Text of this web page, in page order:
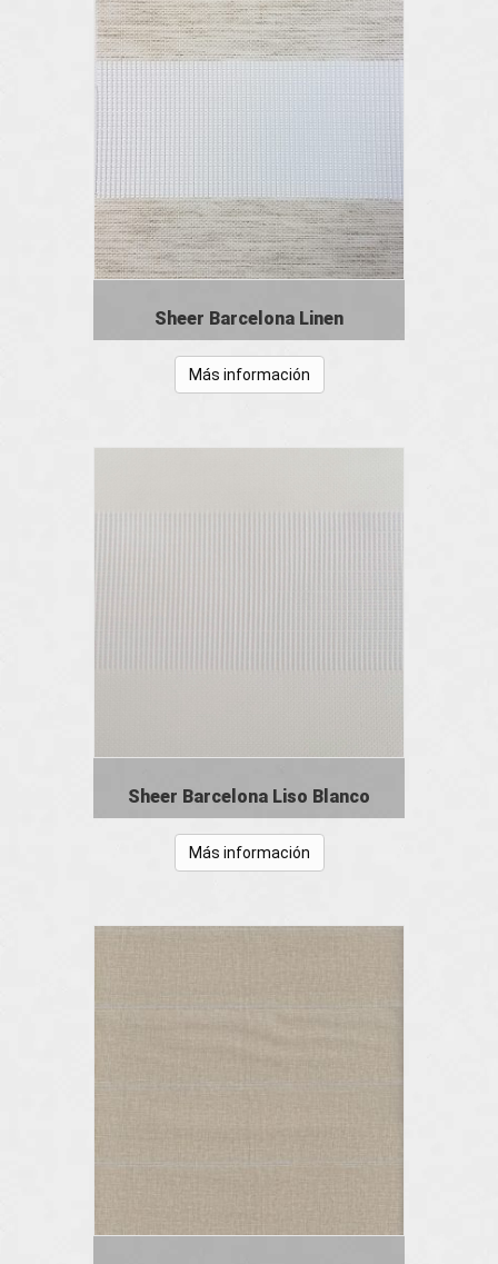
Sheer Barcelona Linen
Más información
Sheer Barcelona Liso Blanco
Más información